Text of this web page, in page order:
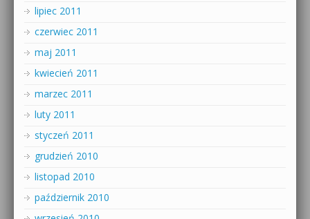
lipiec 2011
czerwiec 2011
maj 2011
kwiecień 2011
marzec 2011
luty 2011
styczeń 2011
grudzień 2010
listopad 2010
październik 2010